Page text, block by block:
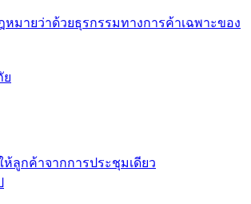
มายว่าด้วยธุรกรรมทางการค้าเฉพาะของ
ย
ห้ลูกค้าจากการประชุมเดียว